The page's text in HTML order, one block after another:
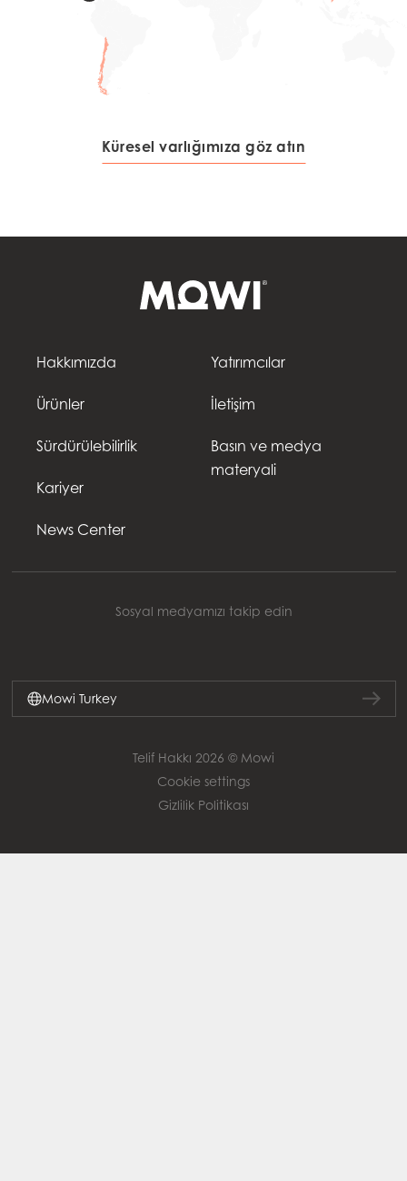
Küresel varlığımıza göz atın
Hakkımızda
Ürünler
Sürdürülebilirlik
Kariyer
News Center
Yatırımcılar
İletişim
Basın ve medya
materyali
Sosyal medyamızı takip edin
Mowi Turkey
Telif Hakkı 2026 © Mowi
Cookie settings
Gizlilik Politikası